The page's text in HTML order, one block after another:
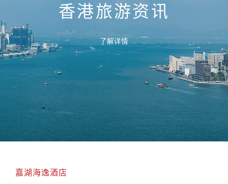
香港旅游资讯
了解详情
嘉湖海逸酒店